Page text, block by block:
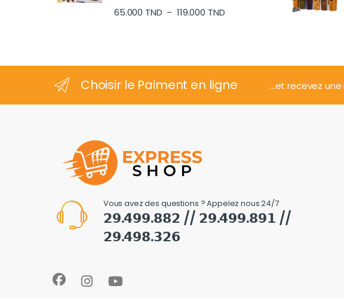
Note4.65
sur 5
65.000 TND – 119.000 TNDPlage de prix : 65.000 TND à
Choisir le Paiment en ligne ...et recevez
Vous avez des questions ? Appelez nous 24/7
𝟮𝟵.𝟰𝟵𝟵.𝟴𝟴𝟮 // 𝟮𝟵.𝟰𝟵𝟵.𝟴𝟵𝟭 //
𝟮𝟵.𝟰𝟵𝟴.𝟯𝟮𝟲